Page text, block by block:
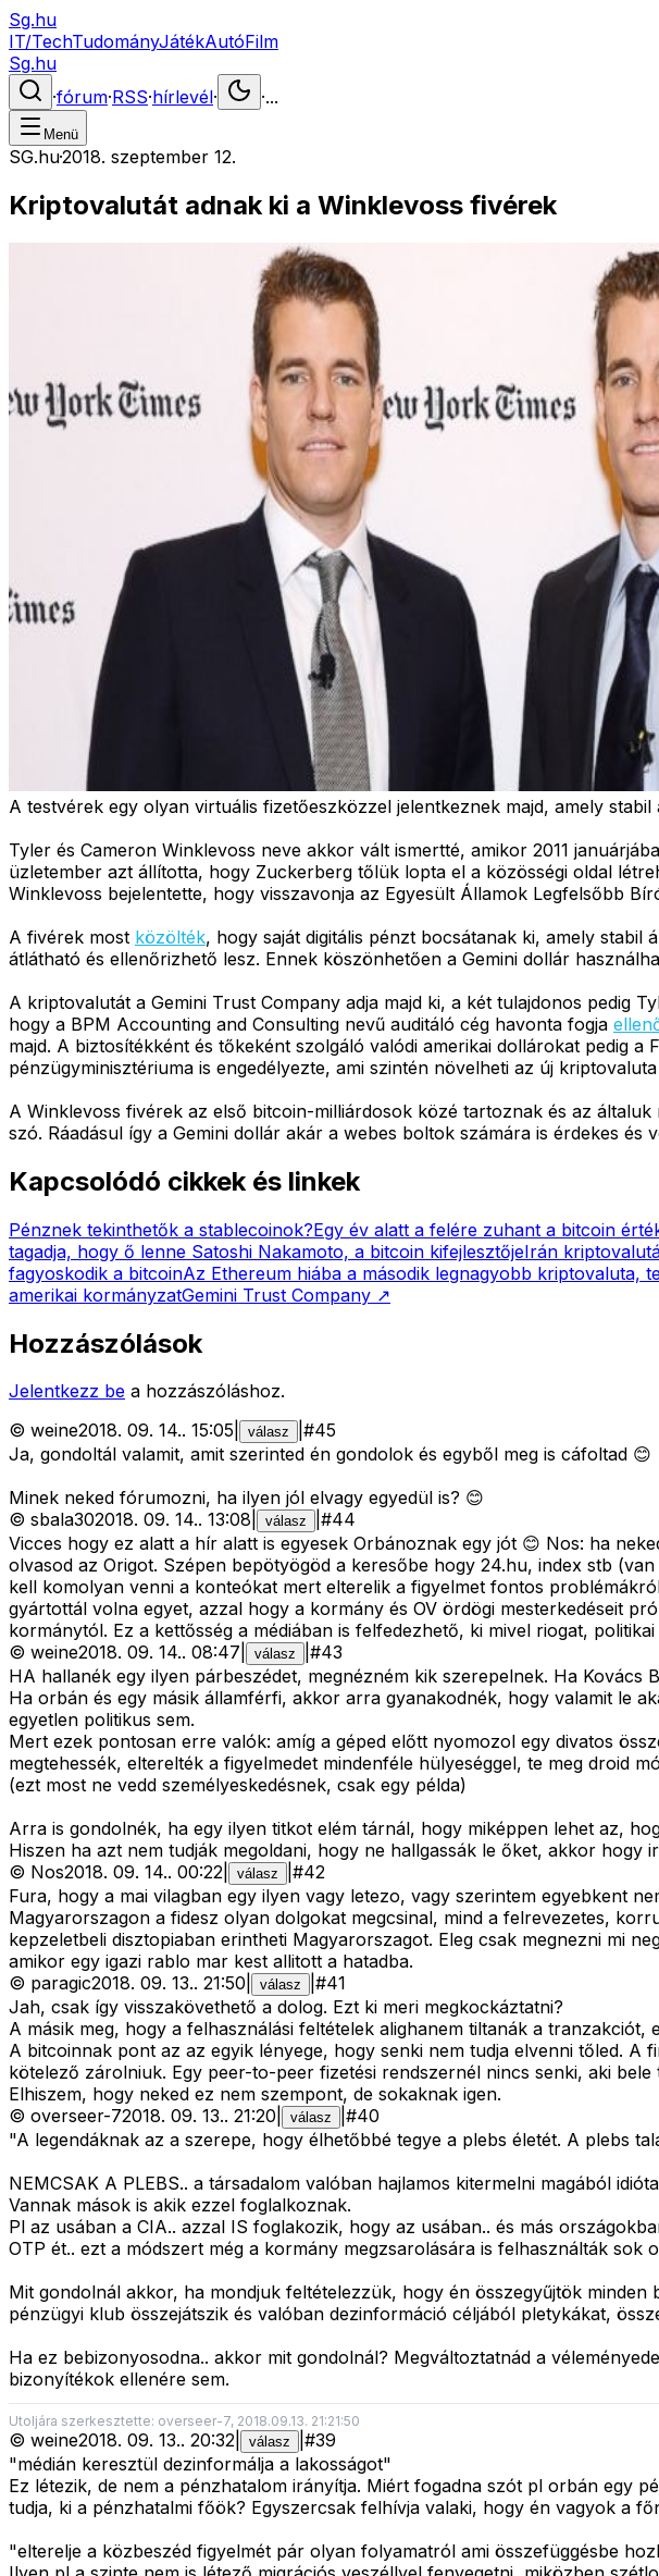
Sg.hu
IT/TechTudományJátékAutóFilm
Sg.hu
·fórum·RSS·hírlevél· ·...
Menü
SG.hu·2018. szeptember 12.
Kriptovalutát adnak ki a Winklevoss fivérek
A testvérek egy olyan virtuális fizetőeszközzel jelentkeznek majd, amely stabil
Tyler és Cameron Winklevoss neve akkor vált ismertté, amikor 2011
üzletember azt állította, hogy Zuckerberg tőlük lopta el a közösségi oldal
Winklevoss bejelentette, hogy visszavonja az Egyesült Államok Legfelsőbb
A fivérek most közölték, hogy saját digitális pénzt bocsátanak ki, amely
átlátható és ellenőrizhető lesz. Ennek köszönhetően a Gemini dollár
A kriptovalutát a Gemini Trust Company adja majd ki, a két tulajdonos pedig
hogy a BPM Accounting and Consulting nevű auditáló cég havonta fogja
majd. A biztosítékként és tőkeként szolgáló valódi amerikai dollárokat pedig
pénzügyminisztériuma is engedélyezte, ami szintén növelheti az új
A Winklevoss fivérek az első bitcoin-milliárdosok közé tartoznak és az
szó. Ráadásul így a Gemini dollár akár a webes boltok számára is érdekes és
Kapcsolódó cikkek és linkek
Pénznek tekinthetők a stablecoinok?Egy év alatt a felére zuhant a bitcoin
tagadja, hogy ő lenne Satoshi Nakamoto, a bitcoin kifejlesztőjeIrán
fagyoskodik a bitcoinAz Ethereum hiába a második legnagyobb kriptovaluta,
amerikai kormányzatGemini Trust Company ↗
Hozzászólások
Jelentkezz be a hozzászóláshoz.
© weine2018. 09. 14.. 15:05 válasz #45
Ja, gondoltál valamit, amit szerinted én gondolok és egyből meg is cáfoltad 😊
Minek neked fórumozni, ha ilyen jól elvagy egyedül is? 😊
© sbala302018. 09. 14.. 13:08 válasz #44
Vicces hogy ez alatt a hír alatt is egyesek Orbánoznak egy jót 😊 Nos: ha
olvasod az Origot. Szépen bepötyögöd a keresőbe hogy 24.hu, index stb
kell komolyan venni a konteókat mert elterelik a figyelmet fontos
gyártottál volna egyet, azzal hogy a kormány és OV ördögi mesterkedéseit
kormánytól. Ez a kettősség a médiában is felfedezhető, ki mivel riogat,
© weine2018. 09. 14.. 08:47 válasz #43
HA hallanék egy ilyen párbeszédet, megnézném kik szerepelnek. Ha
Ha orbán és egy másik államférfi, akkor arra gyanakodnék, hogy valamit le
egyetlen politikus sem.
Mert ezek pontosan erre valók: amíg a géped előtt nyomozol egy divatos
megtehessék, elterelték a figyelmedet mindenféle hülyeséggel, te meg droid
(ezt most ne vedd személyeskedésnek, csak egy példa)
Arra is gondolnék, ha egy ilyen titkot elém tárnál, hogy miképpen lehet az,
Hiszen ha azt nem tudják megoldani, hogy ne hallgassák le őket, akkor hogy
© Nos2018. 09. 14.. 00:22 válasz #42
Fura, hogy a mai vilagban egy ilyen vagy letezo, vagy szerintem egyebkent
Magyarorszagon a fidesz olyan dolgokat megcsinal, mind a felrevezetes,
kepzeletbeli disztopiaban erintheti Magyarorszagot. Eleg csak megnezni mi
amikor egy igazi rablo mar kest allitott a hatadba.
© paragic2018. 09. 13.. 21:50 válasz #41
Jah, csak így visszakövethető a dolog. Ezt ki meri megkockáztatni?
A másik meg, hogy a felhasználási feltételek alighanem tiltanák a
A bitcoinnak pont az az egyik lényege, hogy senki nem tudja elvenni tőled.
kötelező zárolniuk. Egy peer-to-peer fizetési rendszernél nincs senki, aki
Elhiszem, hogy neked ez nem szempont, de sokaknak igen.
© overseer-72018. 09. 13.. 21:20 válasz #40
"A legendáknak az a szerepe, hogy élhetőbbé tegye a plebs életét. A plebs
NEMCSAK A PLEBS.. a társadalom valóban hajlamos kitermelni magából
Vannak mások is akik ezzel foglalkoznak.
Pl az usában a CIA.. azzal IS foglakozik, hogy az usában.. és más
OTP ét.. ezt a módszert még a kormány megzsarolására is felhasználták sok
Mit gondolnál akkor, ha mondjuk feltételezzük, hogy én összegyűjtök
pénzügyi klub összejátszik és valóban dezinformáció céljából pletykákat,
Ha ez bebizonyosodna.. akkor mit gondolnál? Megváltoztatnád a
bizonyítékok ellenére sem.
Utoljára szerkesztette: overseer-7, 2018.09.13. 21:21:50
© weine2018. 09. 13.. 20:32 válasz #39
"médián keresztül dezinformálja a lakosságot"
Ez létezik, de nem a pénzhatalom irányítja. Miért fogadna szót pl orbán egy
tudja, ki a pénzhatalmi főök? Egyszercsak felhívja valaki, hogy én vagyok a
"elterelje a közbeszéd figyelmét pár olyan folyamatról ami összefüggésbe